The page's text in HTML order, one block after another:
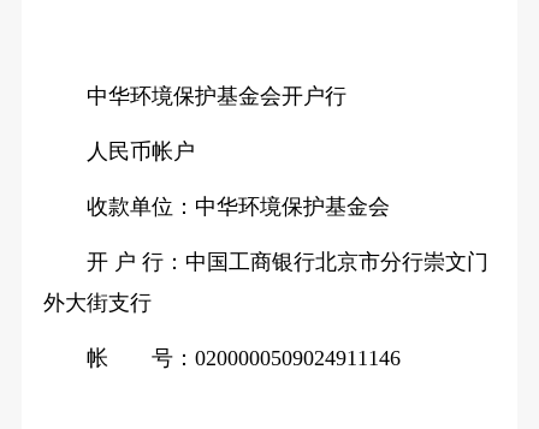
中华环境保护基金会开户行
人民币帐户
收款单位：中华环境保护基金会
开 户 行：中国工商银行北京市分行崇文门
外大街支行
帐 号：0200000509024911146